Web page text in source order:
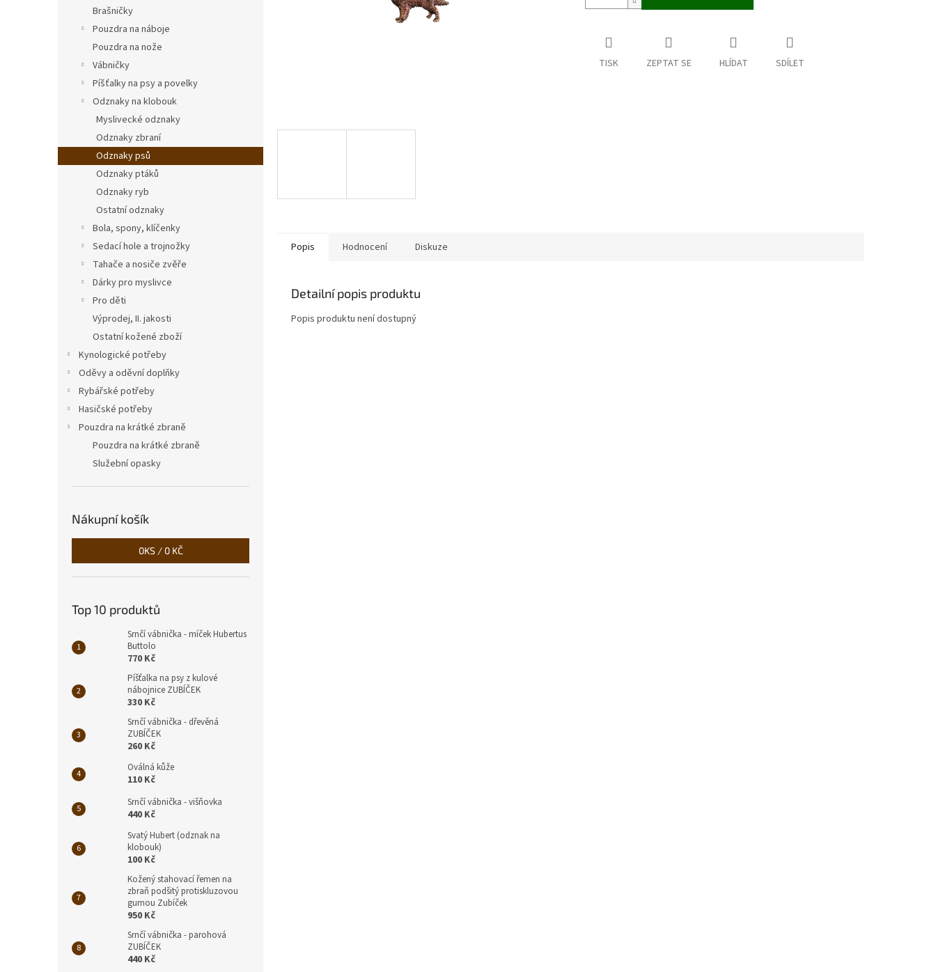
Brašničky
Pouzdra na náboje
Pouzdra na nože
Vábničky
Píšťalky na psy a povelky
Odznaky na klobouk
Myslivecké odznaky
Odznaky zbraní
Odznaky psů
Odznaky ptáků
Odznaky ryb
Ostatní odznaky
Bola, spony, klíčenky
Sedací hole a trojnožky
Tahače a nosiče zvěře
Dárky pro myslivce
Pro děti
Výprodej, II. jakosti
Ostatní kožené zboží
Kynologické potřeby
Oděvy a oděvní doplňky
Rybářské potřeby
Hasičské potřeby
Pouzdra na krátké zbraně
Pouzdra na krátké zbraně
Služební opasky
Nákupní košík
0KS / 0 KČ
Top 10 produktů
Srnčí vábnička - míček Hubertus
Buttolo
770 Kč
Píšťalka na psy z kulové
nábojnice ZUBÍČEK
330 Kč
Srnčí vábnička - dřevěná
ZUBÍČEK
260 Kč
Oválná kůže
110 Kč
Srnčí vábnička - višňovka
440 Kč
Svatý Hubert (odznak na
klobouk)
100 Kč
Kožený stahovací řemen na
zbraň podšitý protiskluzovou
gumou Zubíček
950 Kč
Srnčí vábnička - parohová
ZUBÍČEK
440 Kč
TISK ZEPTAT SE HLÍDAT SDÍLET
Popis Hodnocení Diskuze
Detailní popis produktu
Popis produktu není dostupný